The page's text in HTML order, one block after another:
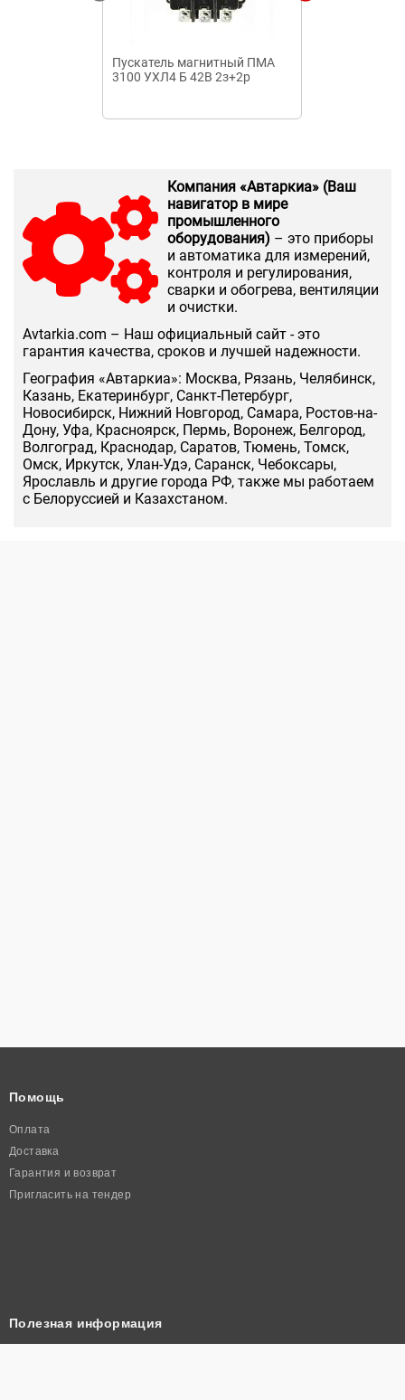
Пускатель магнитный ПМА
3100 УХЛ4 Б 42В 2з+2р
Компания «Автаркиа» (Ваш
навигатор в мире
промышленного
оборудования) – это приборы
и автоматика для измерений,
контроля и регулирования,
сварки и обогрева, вентиляции
и очистки.
Аvtarkia.com – Наш официальный сайт - это
гарантия качества, сроков и лучшей надежности.
География «Автаркиа»: Москва, Рязань, Челябинск,
Казань, Екатеринбург, Санкт-Петербург,
Новосибирск, Нижний Новгород, Самара, Ростов-на-
Дону, Уфа, Красноярск, Пермь, Воронеж, Белгород,
Волгоград, Краснодар, Саратов, Тюмень, Томск,
Омск, Иркутск, Улан-Удэ, Саранск, Чебоксары,
Ярославль и другие города РФ, также мы работаем
с Белоруссией и Казахстаном.
Помощь
Оплата
Доставка
Гарантия и возврат
Пригласить на тендер
Полезная информация